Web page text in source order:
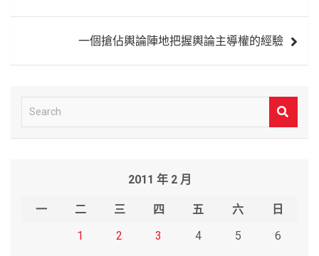
一個搶佔輿論陣地把握輿論主導權的經驗
e
2011 年 2 月
一 二 三 四 五 六
日
1
2 3 4 5
6